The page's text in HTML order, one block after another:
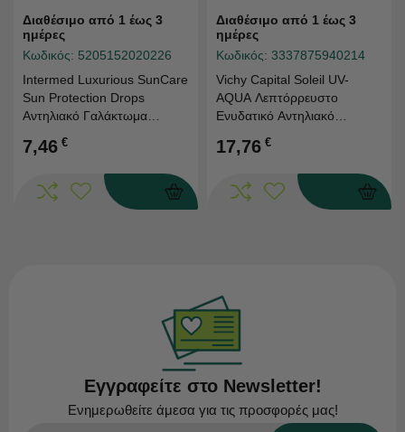
Διαθέσιμο από 1 έως 3
ημέρες
Κωδικός: 5205152020226
Intermed Luxurious SunCare
Sun Protection Drops
Αντηλιακό Γαλάκτωμα
7,46 €
Διαθέσιμο από 1 έως 3
ημέρες
Κωδικός: 3337875940214
Vichy Capital Soleil UV-
AQUA Λεπτόρρευστο
Ενυδατικό Αντηλιακό
SPF50 50ml
17,76 €
Εγγραφείτε στο Newsletter!
Ενημερωθείτε άμεσα για τις προσφορές μας!